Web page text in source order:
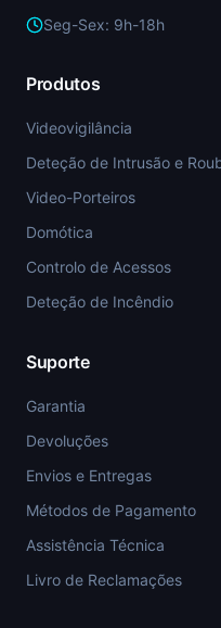
Seg-Sex: 9h-18h
Produtos
Videovigilância
Deteção de Intrusão e
Video-Porteiros
Domótica
Controlo de Acessos
Deteção de Incêndio
Suporte
Garantia
Devoluções
Envios e Entregas
Métodos de Pagamento
Assistência Técnica
Livro de Reclamações